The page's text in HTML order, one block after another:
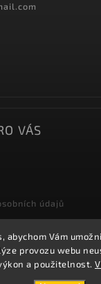
abychom Vám
provozu webu
a použitelnost.
VÁS
údajů
Žižka R&F s.r.o..